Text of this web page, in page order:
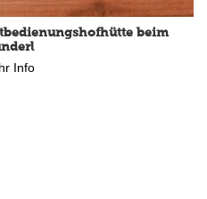
beim
Info